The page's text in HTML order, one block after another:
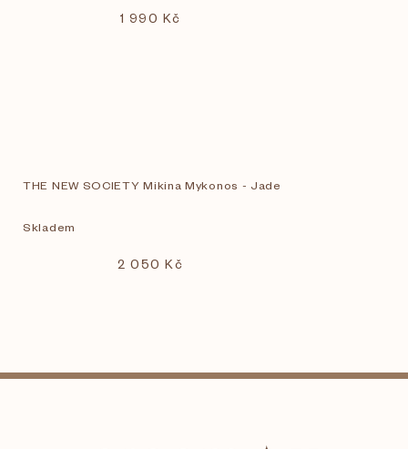
1 990 Kč
THE NEW SOCIETY Mikina Mykonos - Jade
Skladem
2 050 Kč